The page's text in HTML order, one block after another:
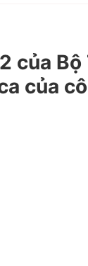
của
của